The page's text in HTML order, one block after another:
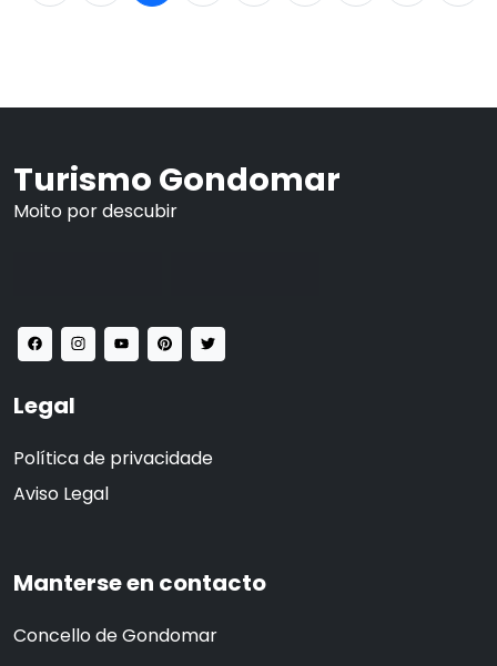
Turismo Gondomar
Moito por descubir
Legal
Política de privacidade
Aviso Legal
Manterse en contacto
Concello de Gondomar